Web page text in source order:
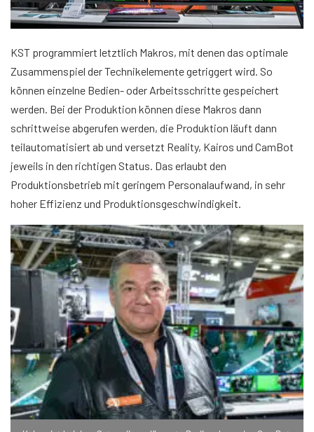
KST programmiert letztlich Makros, mit denen das optimale
Zusammenspiel der Technikelemente getriggert wird. So
können einzelne Bedien- oder Arbeitsschritte gespeichert
werden. Bei der Produktion können diese Makros dann
schrittweise abgerufen werden, die Produktion läuft dann
teilautomatisiert ab und versetzt Reality, Kairos und CamBot
jeweils in den richtigen Status. Das erlaubt den
Produktionsbetrieb mit geringem Personalaufwand, in sehr
hoher Effizienz und Produktionsgeschwindigkeit.